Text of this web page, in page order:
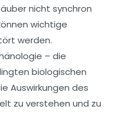
nicht synchron
wichtige
werden.
– die
biologischen
Auswirkungen des
zu verstehen und zu